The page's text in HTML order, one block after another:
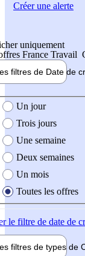
uniquement
France Travail
filtres de Date de
création de l'offre
Un jour
Trois jours
Une semaine
Deux semaines
Un mois
Toutes les offres
le filtre de date de
filtres de types de
Créer une alerte